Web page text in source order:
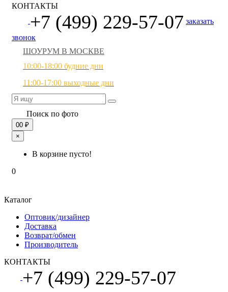
КОНТАКТЫ
+7 (499) 229-57-07 заказать
звонок
ШОУРУМ В МОСКВЕ
10:00-18:00 будние дни
11:00-17:00 выходные дни
Поиск по фото
00 ₽
×
В корзине пусто!
0
Каталог
Оптовик/дизайнер
Доставка
Возврат/обмен
Производитель
КОНТАКТЫ
+7 (499) 229-57-07